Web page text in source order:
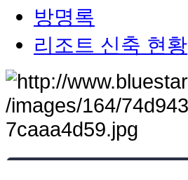
방명록
리조트 신축 현황